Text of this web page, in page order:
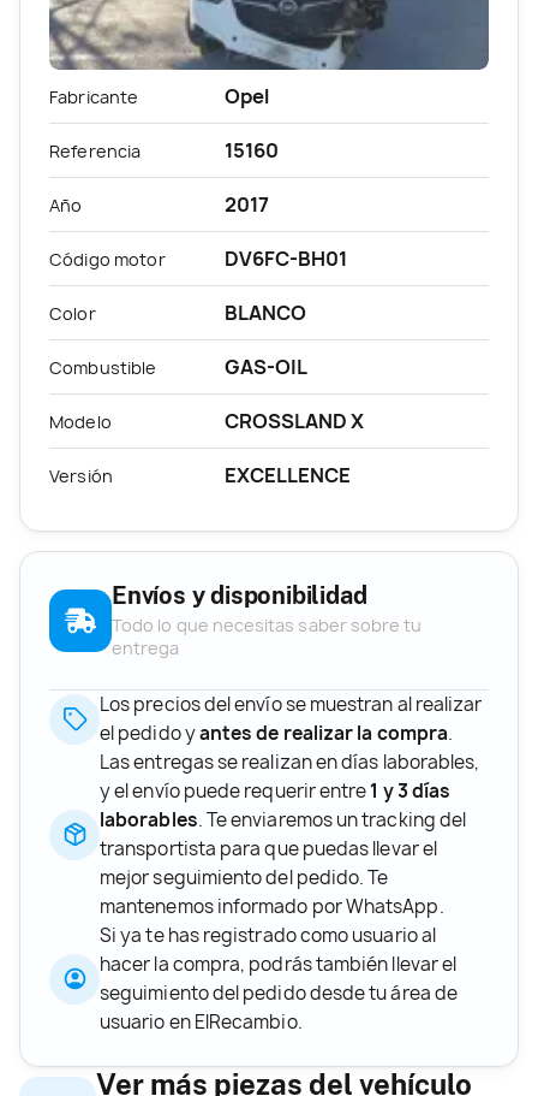
Fabricante Opel
Referencia 15160
Año 2017
Código motor DV6FC-BH01
Color BLANCO
Combustible GAS-OIL
Modelo CROSSLAND X
Versión EXCELLENCE
Envíos y disponibilidad
Todo lo que necesitas saber sobre tu
entrega
Los precios del envío se muestran al realizar
el pedido yantes de realizar la compra.
Las entregas se realizan en días laborables,
y el envío puede requerir entre1 y 3 días
laborables. Te enviaremos un tracking del
transportista para que puedas llevar el
mejor seguimiento del pedido. Te
mantenemos informado por WhatsApp.
Si ya te has registrado como usuario al
hacer la compra, podrás también llevar el
seguimiento del pedido desde tu área de
usuario en ElRecambio.
Ver más piezas del vehículo